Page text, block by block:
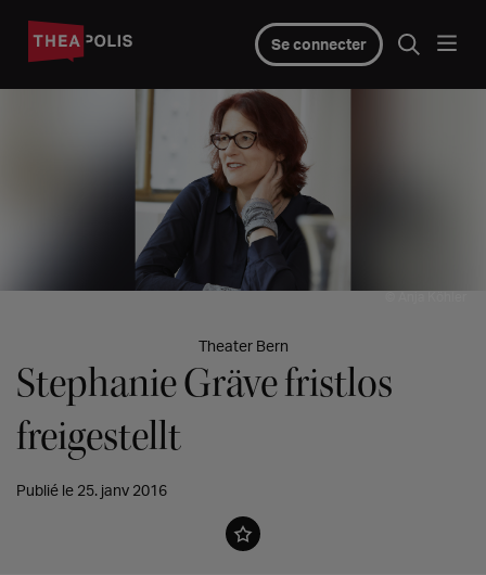
Se connecter
Theater Bern
Stephanie Gräve fristlos
freigestellt
Publié le 25. janv 2016